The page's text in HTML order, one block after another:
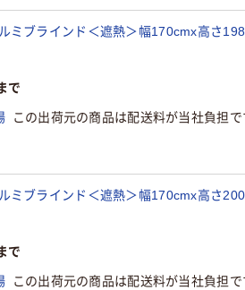
ミブラインド＜遮熱＞幅170cmx高さ
で
この出荷元の商品は配送料が当社負担で
ミブラインド＜遮熱＞幅170cmx高さ
で
この出荷元の商品は配送料が当社負担で